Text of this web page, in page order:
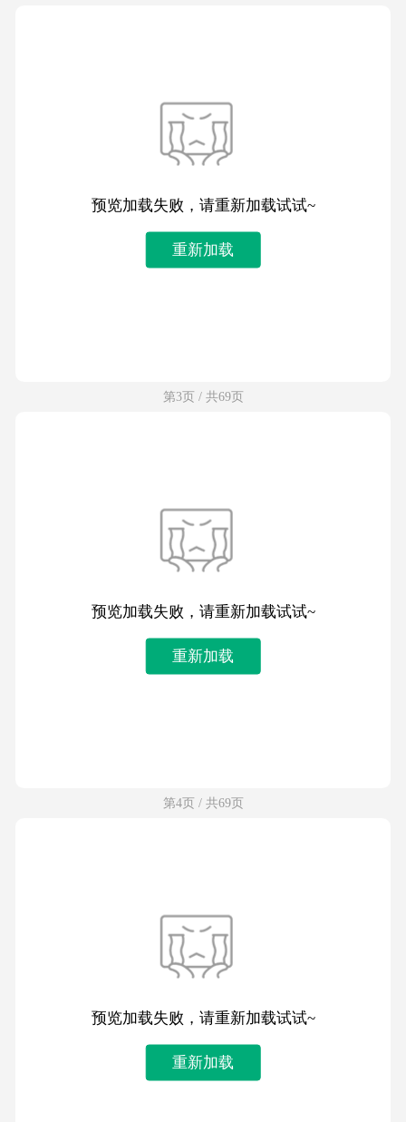
预览加载失败，请重新加载试试~
重新加载
第3页 / 共69页
预览加载失败，请重新加载试试~
重新加载
第4页 / 共69页
预览加载失败，请重新加载试试~
重新加载